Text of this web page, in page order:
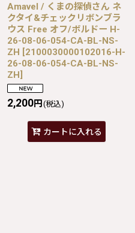
Amavel / くまの探偵さん ネ
クタイ&チェックリボンブラ
ウス Free オフ/ボルドー H-
26-08-06-054-CA-BL-NS-
ZH [2100030000102016-H-
26-08-06-054-CA-BL-NS-
ZH]
2,200円 (税込)
カートに入れる